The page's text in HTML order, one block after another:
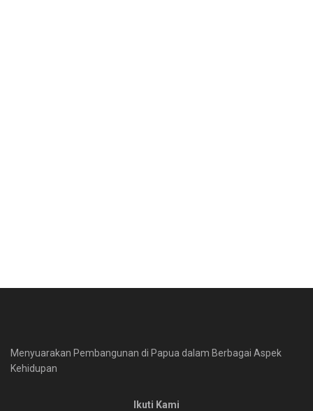
Menyuarakan Pembangunan di Papua dalam Berbagai Aspek
Kehidupan
Ikuti Kami